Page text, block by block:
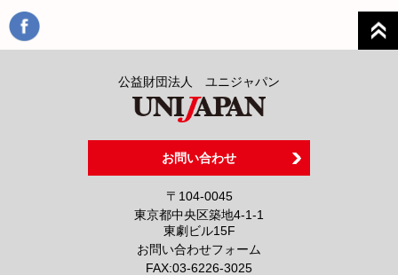
公益財団法人 ユニジャパン
お問い合わせ
〒104-0045
東京都中央区築地4-1-1
東劇ビル15F
お問い合わせフォーム
FAX:03-6226-3025